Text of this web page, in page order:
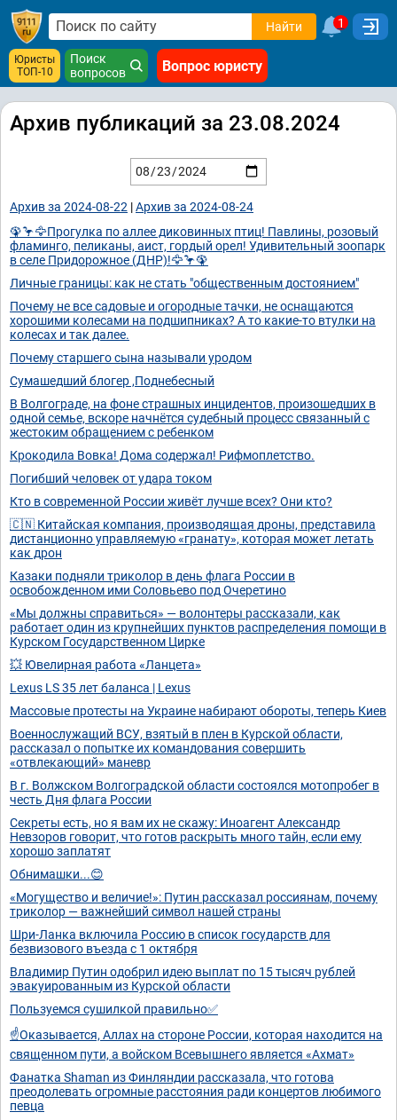
Найти 1
Юристы
ТОП-10
Поиск
вопросов
Вопрос юристу
Архив публикаций за 23.08.2024
Архив за 2024-08-22 |Архив за 2024-08-24
🦚🦩🦅Прогулка по аллее диковинных птиц! Павлины, розовый
фламинго, пеликаны, аист, гордый орел! Удивительный зоопарк
в селе Придорожное (ДНР)!🦅🦩🦚
Личные границы: как не стать "общественным достоянием"
Почему не все садовые и огородные тачки, не оснащаются
хорошими колесами на подшипниках? А то какие-то втулки на
колесах и так далее.
Почему старшего сына называли уродом
Сумашедший блогер ,Поднебесный
В Волгограде, на фоне страшных инцидентов, произошедших в
одной семье, вскоре начнётся судебный процесс связанный с
жестоким обращением с ребенком
Крокодила Вовка! Дома содержал! Рифмоплетство.
Погибший человек от удара током
Кто в современной России живёт лучше всех? Они кто?
🇨🇳 Китайская компания, производящая дроны, представила
дистанционно управляемую «гранату», которая может летать
как дрон
Казаки подняли триколор в день флага России в
освобожденном ими Соловьево под Очеретино
«Мы должны справиться» — волонтеры рассказали, как
работает один из крупнейших пунктов распределения помощи в
Курском Государственном Цирке
💥 Ювелирная работа «Ланцета»
Lexus LS 35 лет баланса | Lexus
Массовые протесты на Украине набирают обороты, теперь Киев
Военнослужащий ВСУ, взятый в плен в Курской области,
рассказал о попытке их командования совершить
«отвлекающий» маневр
В г. Волжском Волгоградской области состоялся мотопробег в
честь Дня флага России
Секреты есть, но я вам их не скажу: Иноагент Александр
Невзоров говорит, что готов раскрыть много тайн, если ему
хорошо заплатят
Обнимашки...😊
«Могущество и величие!»: Путин рассказал россиянам, почему
триколор — важнейший символ нашей страны
Шри-Ланка включила Россию в список государств для
безвизового въезда с 1 октября
Владимир Путин одобрил идею выплат по 15 тысяч рублей
эвакуированным из Курской области
Пользуемся сушилкой правильно✅
☝️Оказывается, Аллах на стороне России, которая находится на
священном пути, а войском Всевышнего является «Ахмат»
Фанатка Shaman из Финляндии рассказала, что готова
преодолевать огромные расстояния ради концертов любимого
певца